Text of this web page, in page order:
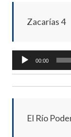
Zacarías 4
Audio
00:00
El Río